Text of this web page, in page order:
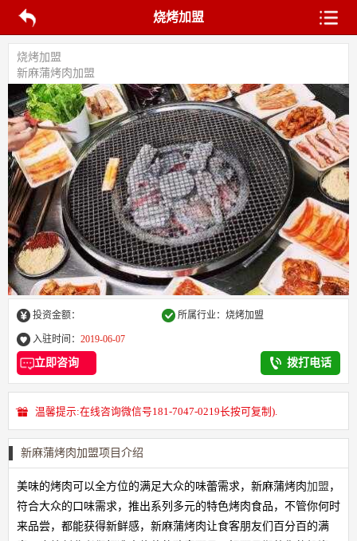
烧烤加盟
烧烤加盟
新麻蒲烤肉加盟
投资金额： 所属行业：烧烤加盟
入驻时间： 2019-06-07
立即咨询 拨打电话
温馨提示:在线咨询微信号181-7047-0219长按可复制).
新麻蒲烤肉加盟项目介绍
美味的烤肉可以全方位的满足大众的味蕾需求，新麻蒲烤肉加盟 ，
符合大众的口味需求，推出系列多元的特色烤肉食品，不管你何时
来品尝，都能获得新鲜感，新麻蒲烤肉让食客朋友们百分百的满